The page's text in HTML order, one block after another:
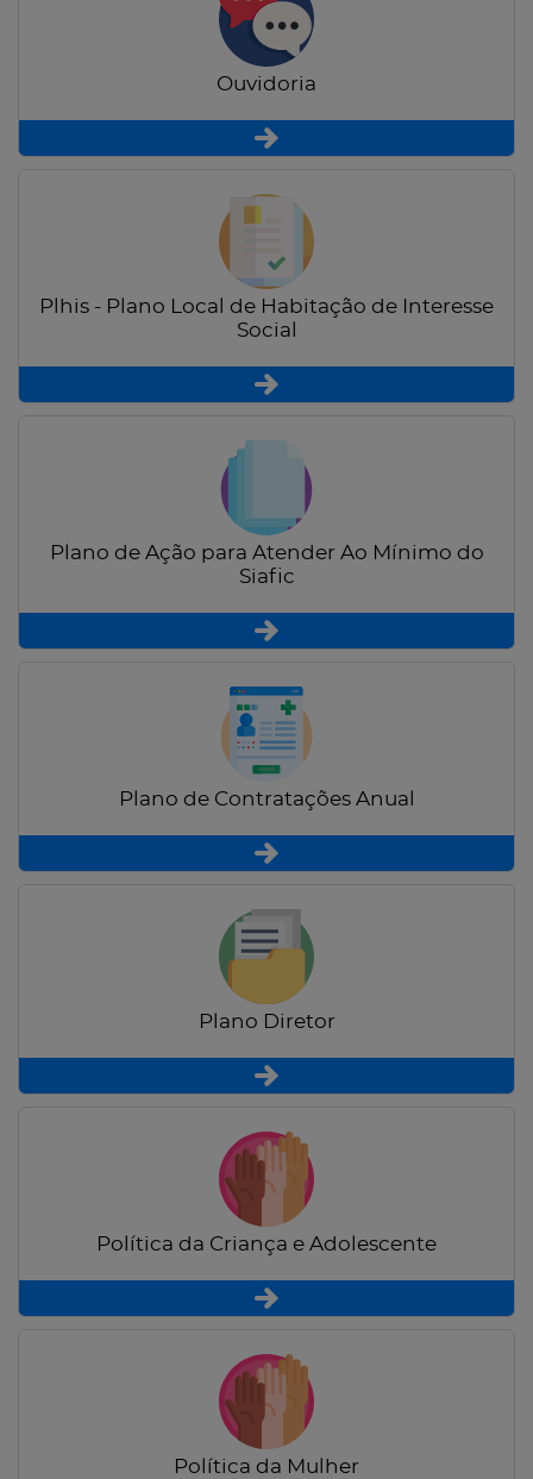
Ouvidoria
Plhis - Plano Local de Habitação de Interesse
Social
Plano de Ação para Atender Ao Mínimo do
Siafic
Plano de Contratações Anual
Plano Diretor
Política da Criança e Adolescente
Política da Mulher